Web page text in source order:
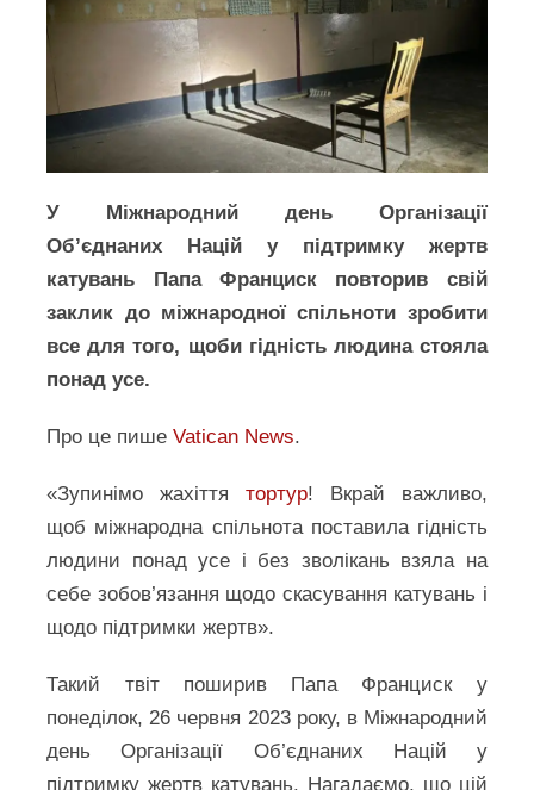
У Міжнародний день Організації
Об’єднаних Націй у підтримку жертв
катувань Папа Франциск повторив свій
заклик до міжнародної спільноти зробити
все для того, щоби гідність людина стояла
понад усе.
Про це пишеVatican News.
«Зупинімо жахіття тортур! Вкрай важливо,
щоб міжнародна спільнота поставила гідність
людини понад усе і без зволікань взяла на
себе зобов’язання щодо скасування катувань і
щодо підтримки жертв».
Такий твіт поширив Папа Франциск у
понеділок, 26 червня 2023 року, в Міжнародний
день Організації Об’єднаних Націй у
підтримку жертв катувань. Нагадаємо, що цій